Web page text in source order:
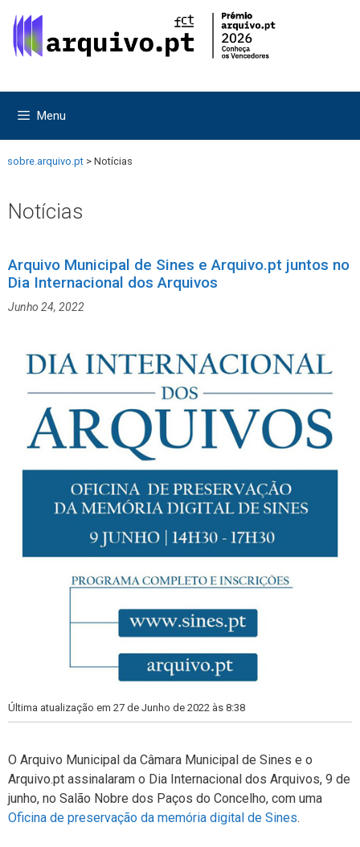
para
para
Menu
sobre.arquivo.pt > Notícias
Notícias
Arquivo Municipal de Sines e Arquivo.pt juntos no
Dia Internacional dos Arquivos
Junho 24, 2022
Última atualização em 27 de Junho de 2022 às 8:38
O Arquivo Municipal da Câmara Municipal de Sines e o
Arquivo.pt assinalaram o Dia Internacional dos Arquivos, 9 de
junho, no Salão Nobre dos Paços do Concelho, com uma
Oficina de preservação da memória digital de Sines.